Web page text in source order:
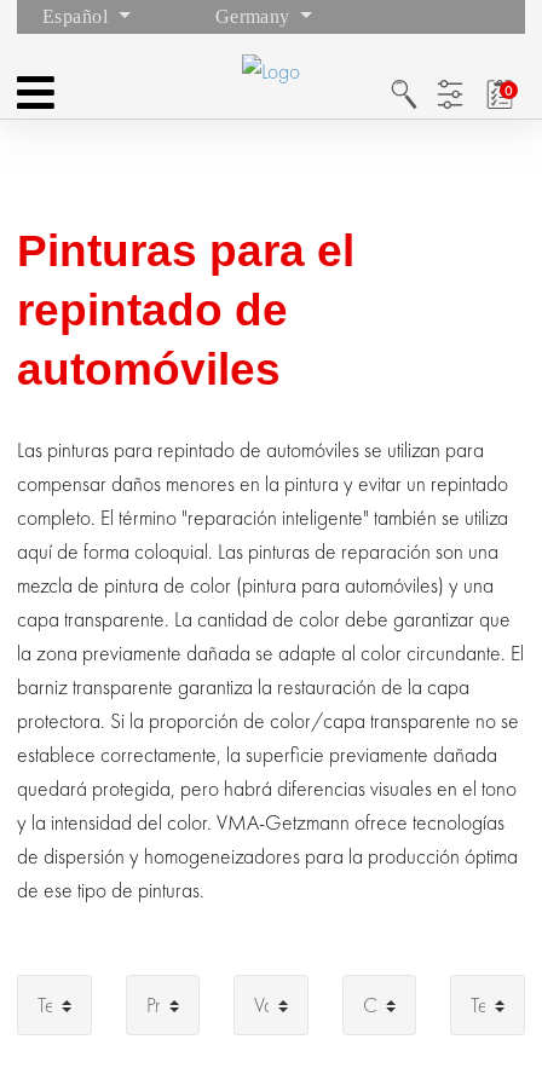
Español Germany
Pinturas para el
repintado de
automóviles
Las pinturas para repintado de automóviles se utilizan para
compensar daños menores en la pintura y evitar un repintado
completo. El término "reparación inteligente" también se utiliza
aquí de forma coloquial. Las pinturas de reparación son una
mezcla de pintura de color (pintura para automóviles) y una
capa transparente. La cantidad de color debe garantizar que
la zona previamente dañada se adapte al color circundante. El
barniz transparente garantiza la restauración de la capa
protectora. Si la proporción de color/capa transparente no se
establece correctamente, la superficie previamente dañada
quedará protegida, pero habrá diferencias visuales en el tono
y la intensidad del color. VMA-Getzmann ofrece tecnologías
de dispersión y homogeneizadores para la producción óptima
de ese tipo de pinturas.